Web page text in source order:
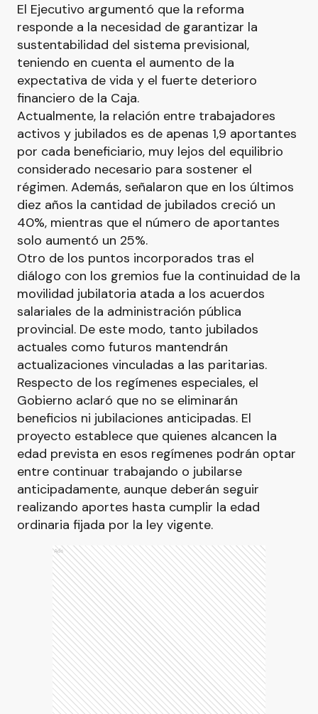
El Ejecutivo argumentó que la reforma
responde a la necesidad de garantizar la
sustentabilidad del sistema previsional,
teniendo en cuenta el aumento de la
expectativa de vida y el fuerte deterioro
financiero de la Caja.
Actualmente, la relación entre trabajadores
activos y jubilados es de apenas 1,9 aportantes
por cada beneficiario, muy lejos del equilibrio
considerado necesario para sostener el
régimen. Además, señalaron que en los últimos
diez años la cantidad de jubilados creció un
40%, mientras que el número de aportantes
solo aumentó un 25%.
Otro de los puntos incorporados tras el
diálogo con los gremios fue la continuidad de la
movilidad jubilatoria atada a los acuerdos
salariales de la administración pública
provincial. De este modo, tanto jubilados
actuales como futuros mantendrán
actualizaciones vinculadas a las paritarias.
Respecto de los regímenes especiales, el
Gobierno aclaró que no se eliminarán
beneficios ni jubilaciones anticipadas. El
proyecto establece que quienes alcancen la
edad prevista en esos regímenes podrán optar
entre continuar trabajando o jubilarse
anticipadamente, aunque deberán seguir
realizando aportes hasta cumplir la edad
ordinaria fijada por la ley vigente.
Ads